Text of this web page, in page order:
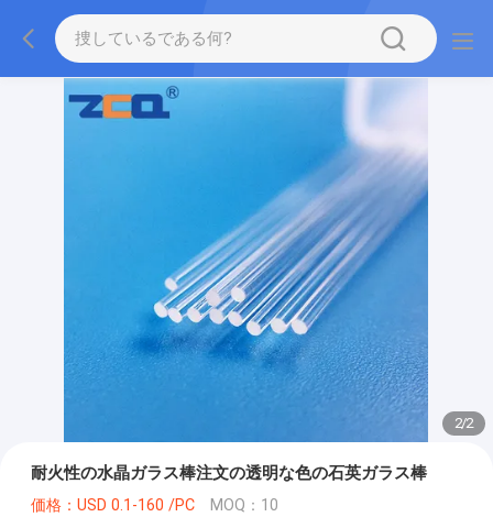
2/2
耐火性の水晶ガラス棒注文の透明な色の石英ガラス棒
価格：USD 0.1-160 /PC MOQ：10